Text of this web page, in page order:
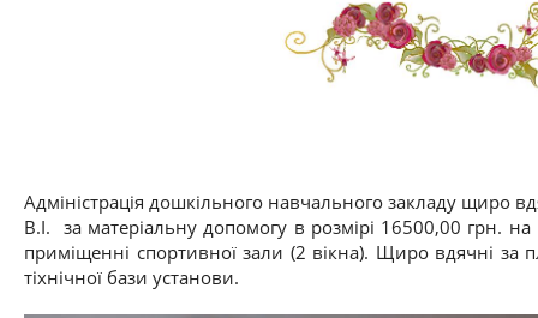
Адміністрація дошкільного навчального закладу щиро
В.І. за матеріальну допомогу в розмірі 16500,00 грн.
приміщенні спортивної зали (2 вікна). Щиро вдячні за
тіхнічної бази установи.